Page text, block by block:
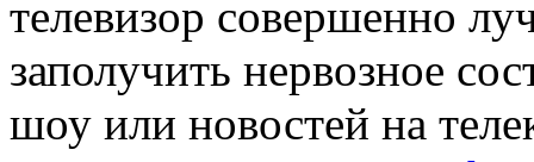
телевизор совершенно
заполучить нервозное
шоу или новостей на